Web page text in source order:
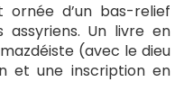
d’un bas-relief
assyriens. Un livre en
(avec le dieu
et une inscription en